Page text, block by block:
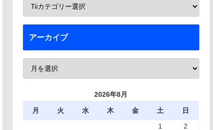
アーカイブ
2026年8月
月 火 水 木 金 土
日
1
2